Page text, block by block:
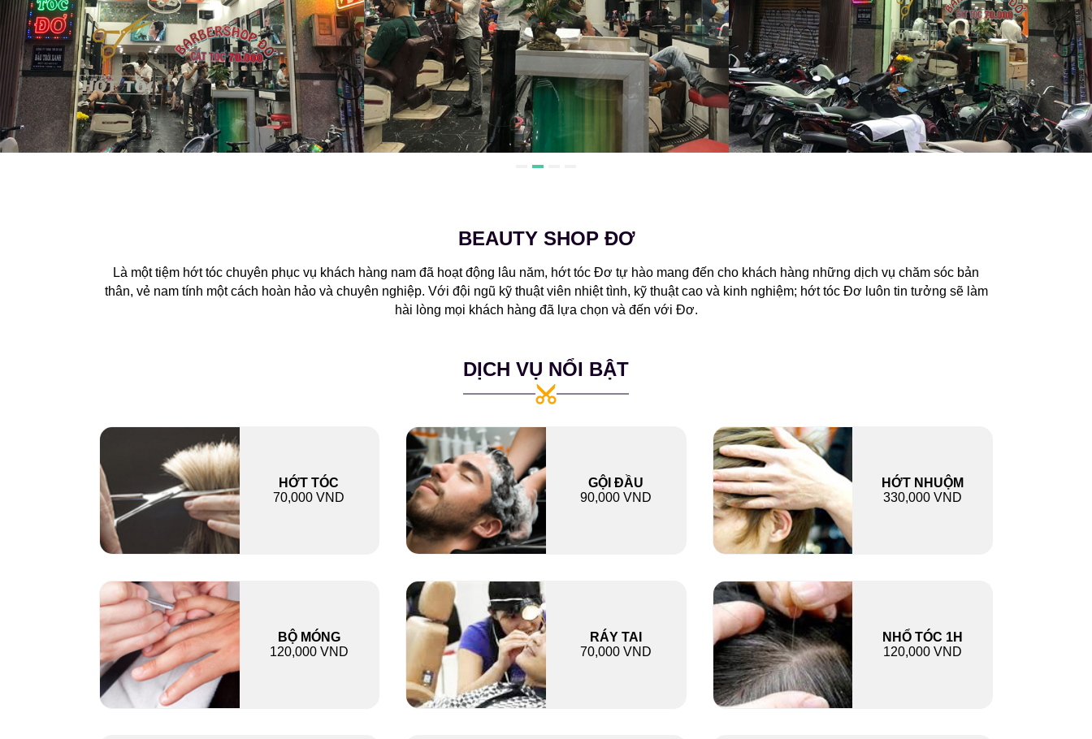
BEAUTY SHOP ĐƠ
Là một tiệm hớt tóc chuyên phục vụ khách hàng nam đã hoạt động lâu năm, hớt tóc Đơ tự hào mang đến cho khách hàng những dịch vụ chăm sóc bản
thân, vẻ nam tính một cách hoàn hảo và chuyên nghiệp. Với đội ngũ kỹ thuật viên nhiệt tình, kỹ thuật cao và kinh nghiệm; hớt tóc Đơ luôn tin tưởng sẽ làm
hài lòng mọi khách hàng đã lựa chọn và đến với Đơ.
DỊCH VỤ NỔI BẬT
HỚT TÓC
70,000 VND
GỘI ĐẦU
90,000 VND
HỚT NHUỘM
330,000 VND
BỘ MÓNG
120,000 VND
RÁY TAI
70,000 VND
NHỔ TÓC 1H
120,000 VND